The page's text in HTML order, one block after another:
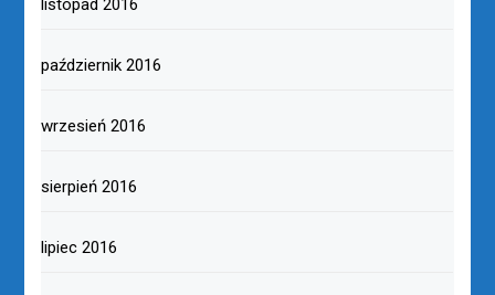
październik 2016
wrzesień 2016
sierpień 2016
lipiec 2016